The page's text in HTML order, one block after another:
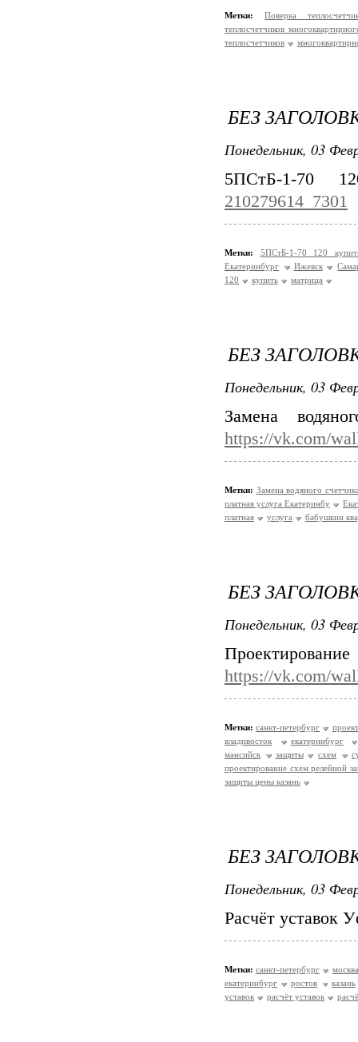
Метки:
Поверка
теплосчетчиков
теплосчетчиков
БЕЗ
Понедельник, 03
5ПСтБ-1-70
210279614_7301
Метки:
5ПСтБ-1-70 120
Екатеринбург
Ижевск
120
купить матрица
БЕЗ
Понедельник, 03
Замена
https://vk.com/
Метки: Замена водяного
платная услуга Екатеринбу
платная
услуга бабушкин
БЕЗ
Понедельник, 03
https://vk.com/
Метки: санкт-петербург
владивосток
екатеринбург
мансийск
защиты схем
проектирование схем релейной
защиты цены казань
БЕЗ
Понедельник, 03
Расчёт уставок
Метки: санкт-петербург
москва
екатеринбург
ростов
казань
уставок
расчёт уставок